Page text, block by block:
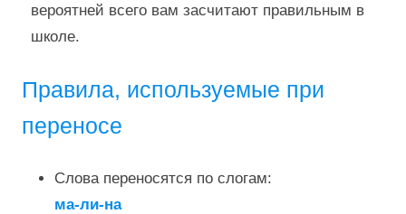
вероятней всего вам засчитают правильным в
школе.
Правила, используемые при
переносе
Слова переносятся по слогам:
ма-ли-на